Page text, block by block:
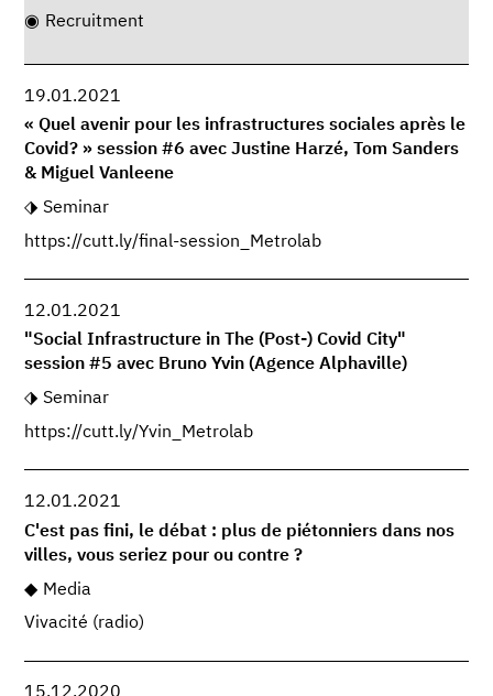
Recruitment
19.01.2021
« Quel avenir pour les infrastructures sociales après le
Covid? » session #6 avec Justine Harzé, Tom Sanders
& Miguel Vanleene
Seminar
https://cutt.ly/final-session_Metrolab
12.01.2021
"Social Infrastructure in The (Post-) Covid City"
session #5 avec Bruno Yvin (Agence Alphaville)
Seminar
https://cutt.ly/Yvin_Metrolab
12.01.2021
C'est pas fini, le débat : plus de piétonniers dans nos
villes, vous seriez pour ou contre ?
Media
Vivacité (radio)